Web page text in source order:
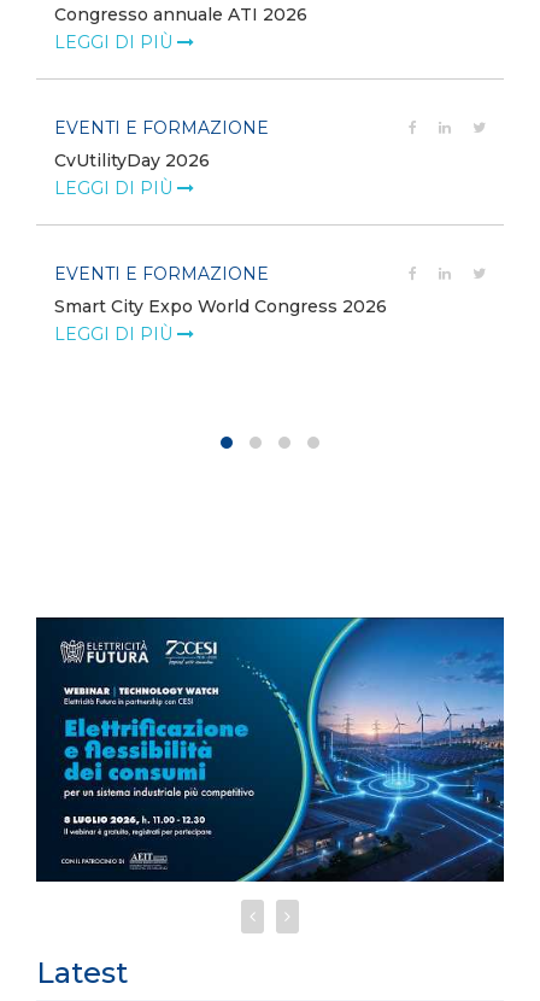
Congresso annuale ATI 2026
LEGGI DI PIÙ
EVENTI E FORMAZIONE
CvUtilityDay 2026
LEGGI DI PIÙ
EVENTI E FORMAZIONE
Smart City Expo World Congress 2026
LEGGI DI PIÙ
Latest